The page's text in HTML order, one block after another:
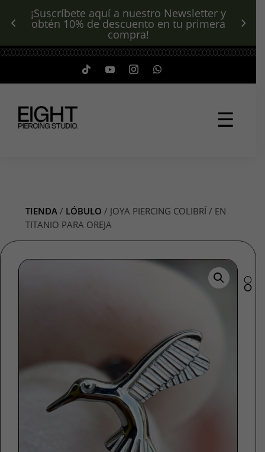
¡Suscríbete aquí a nuestro Newsletter y
obtén 10% de descuento en tu primera
compra!
☰
TIENDA / LÓBULO / JOYA PIERCING COLIBRÍ / EN
TITANIO PARA OREJA